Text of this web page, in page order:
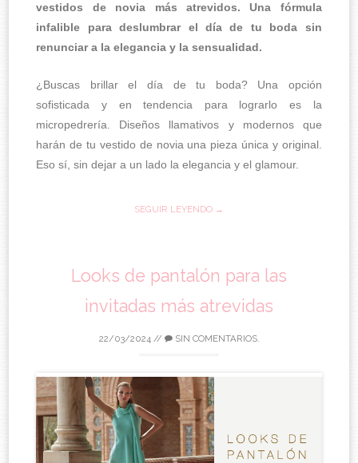
vestidos de novia más atrevidos. Una fórmula
infalible para deslumbrar el día de tu boda sin
renunciar a la elegancia y la sensualidad.
¿Buscas brillar el día de tu boda? Una opción
sofisticada y en tendencia para lograrlo es la
micropedrería. Diseños llamativos y modernos que
harán de tu vestido de novia una pieza única y original.
Eso sí, sin dejar a un lado la elegancia y el glamour.
SEGUIR LEYENDO →
Looks de pantalón para las
invitadas más atrevidas
22/03/2024 // SIN COMENTARIOS.